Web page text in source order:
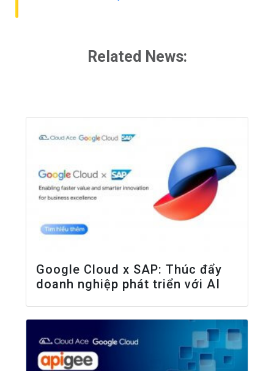
Related News:
Google Cloud x SAP: Thúc đẩy
doanh nghiệp phát triển với AI